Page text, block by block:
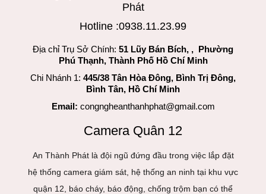
Phát
Hotline :0938.11.23.99
Địa chỉ Trụ Sở Chính: 51 Lũy Bán Bích, , Phường
Phú Thạnh, Thành Phố Hồ Chí Minh
Chi Nhánh 1: 445/38 Tân Hòa Đông, Bình Trị Đông,
Bình Tân, Hồ Chí Minh
Email: congngheanthanhphat@gmail.com
Camera Quân 12
An Thành Phát là đội ngũ đứng đầu trong việc lắp đặt
hệ thống camera giám sát, hệ thống an ninh tại khu vực
quận 12, báo cháy, báo động, chống trộm bạn có thể